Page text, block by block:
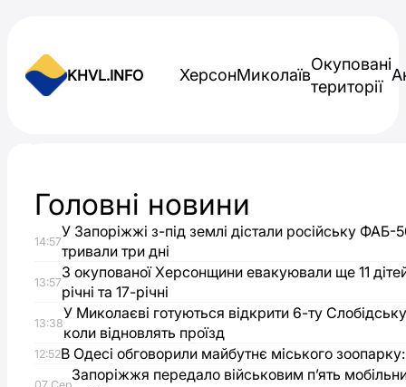
KHVL.INFO ХерсонМиколаїв
Окуповані
території
Єрмак
та
Умєров
прибули
Головні новини
14:57
У Запоріжжі з-під землі дістали російську ФАБ-
тривали три дні
13:57
З окупованої Херсонщини евакуювали ще 11
річні та 17-річні
13:38
У Миколаєві готуються відкрити 6-ту
коли відновлять проїзд
12:52В Одесі обговорили майбутнє міського
Запоріжжя передало військовим п’ять